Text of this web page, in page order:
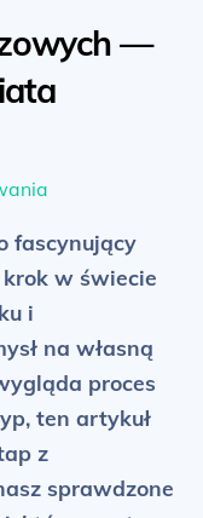
—
fascynujący
w świecie
i
na własną
proces
ten artykuł
z
sprawdzone